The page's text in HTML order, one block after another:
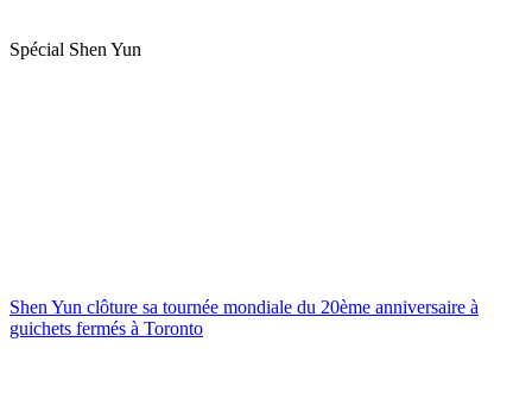
Spécial Shen Yun
Shen Yun clôture sa tournée mondiale du 20ème anniversaire à
guichets fermés à Toronto